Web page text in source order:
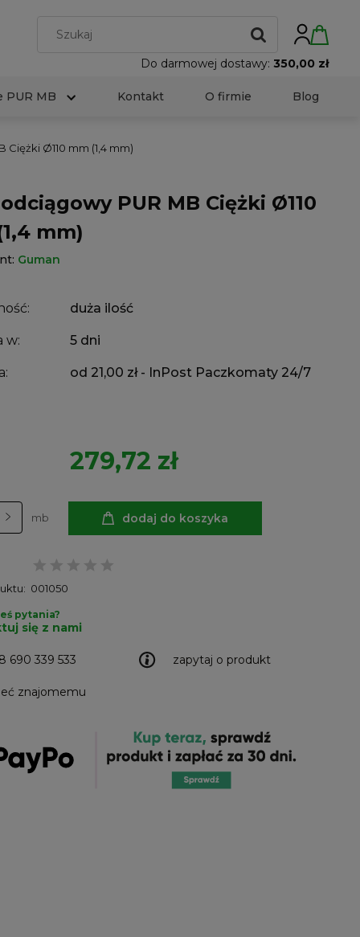
Do darmowej dostawy: 350,00 zł
PUR MB Kontakt O firmie Blog
Ø110 mm (1,4 mm)
PUR MB Ciężki Ø110
mm)
Guman
duża ilość
w: 5 dni
od 21,00 zł - InPost Paczkomaty 24/7
279,72 zł
mb dodaj do koszyka
001050
zapytaj o produkt
znajomemu
pytania?
się z nami
690 339 533